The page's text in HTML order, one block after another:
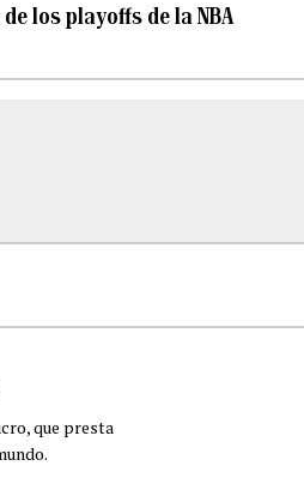
los playoffs de la NBA
que presta